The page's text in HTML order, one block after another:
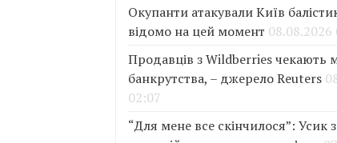
Окупанти атакували Київ
відомо на цей момент 08.08.2026
Продавців з Wildberries чекають
банкрутства, – джерело Reuters
02:07
“Для мене все скінчилося”: Усик